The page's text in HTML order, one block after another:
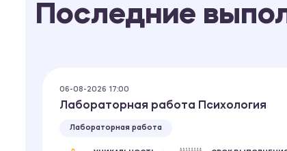
Последние
06-08-2026 17:00
Лабораторная работа Психология
Лабораторная работа